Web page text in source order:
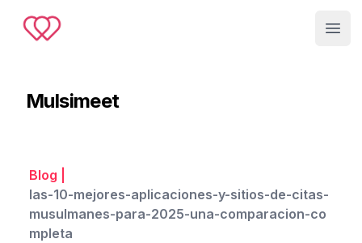
Muslimeet
Mulsimeet
Blog
las-10-mejores-aplicaciones-y-sitios-de-citas-
musulmanes-para-2025-una-comparacion-co
mpleta